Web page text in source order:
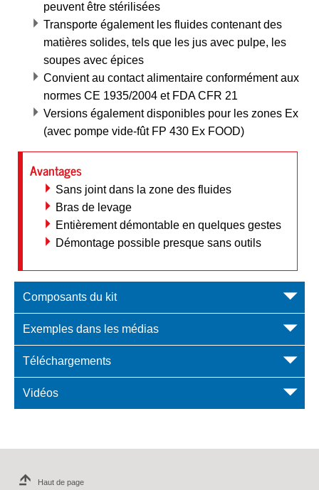
peuvent être stérilisées
Transporte également les fluides contenant des
matières solides, tels que les jus avec pulpe, les
soupes avec épices
Convient au contact alimentaire conformément aux
normes CE 1935/2004 et FDA CFR 21
Versions également disponibles pour les zones Ex
(avec pompe vide-fût FP 430 Ex FOOD)
Avantages
Sans joint dans la zone des fluides
Bras de levage
Entièrement démontable en quelques gestes
Démontage possible presque sans outils
Composants du kit
Exemples dans les médias
Téléchargements
Vidéos
Haut de page